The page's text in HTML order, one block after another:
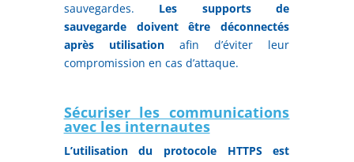
sauvegardes. Les supports de
sauvegarde doivent être déconnectés
après utilisationafin d’éviter leur
compromission en cas d’attaque.
Sécuriser les communications
avec les internautes
L’utilisation du protocole HTTPS est